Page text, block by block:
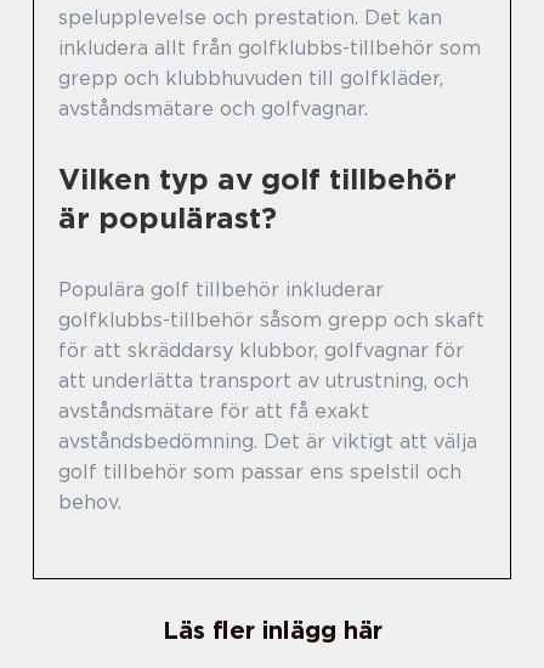
spelupplevelse och prestation. Det kan
inkludera allt från golfklubbs-tillbehör som
grepp och klubbhuvuden till golfkläder,
avståndsmätare och golfvagnar.
Vilken typ av golf tillbehör
är populärast?
Populära golf tillbehör inkluderar
golfklubbs-tillbehör såsom grepp och skaft
för att skräddarsy klubbor, golfvagnar för
att underlätta transport av utrustning, och
avståndsmätare för att få exakt
avståndsbedömning. Det är viktigt att välja
golf tillbehör som passar ens spelstil och
behov.
Läs fler inlägg här